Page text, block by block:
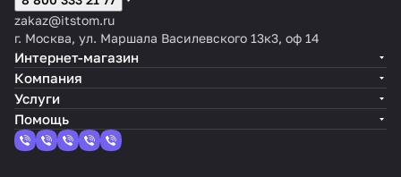
zakaz@itstom.ru
г. Москва, ул. Маршала Василевского 13к3, оф 14
Интернет-магазин
Компания
Услуги
Помощь